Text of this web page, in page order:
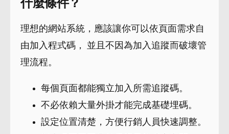
什麼條件？
理想的網站系統，應該讓你可以依頁面需求自
由加入程式碼， 並且不因為加入追蹤而破壞管
理流程。
每個頁面都能獨立加入所需追蹤碼。
不必依賴大量外掛才能完成基礎埋碼。
設定位置清楚，方便行銷人員快速調整。